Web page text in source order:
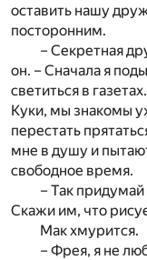
оставить нашу
посторонним.
– Секретная
он. – Сначала я
светиться в
Куки, мы знакомы
перестать
мне в душу и
свободное время.
– Так
Скажи им, что
Мак хмурится.
– Фрея, я не